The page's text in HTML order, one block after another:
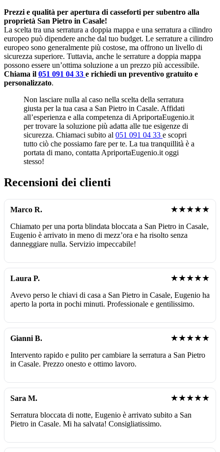
Prezzi e qualità per apertura di casseforti per subentro alla
proprietà San Pietro in Casale!
La scelta tra una serratura a doppia mappa e una serratura a cilindro
europeo può dipendere anche dal tuo budget. Le serrature a cilindro
europeo sono generalmente più costose, ma offrono un livello di
sicurezza superiore. Tuttavia, anche le serrature a doppia mappa
possono essere un’ottima soluzione a un prezzo più accessibile.
Chiama il 051 091 04 33 e richiedi un preventivo gratuito e
personalizzato.
Non lasciare nulla al caso nella scelta della serratura
giusta per la tua casa a San Pietro in Casale. Affidati
all’esperienza e alla competenza di ApriportaEugenio.it
per trovare la soluzione più adatta alle tue esigenze di
sicurezza. Chiamaci subito al 051 091 04 33 e scopri
tutto ciò che possiamo fare per te. La tua tranquillità è a
portata di mano, contatta ApriportaEugenio.it oggi
stesso!
Recensioni dei clienti
Marco R. ★★★★★
Chiamato per una porta blindata bloccata a San Pietro in Casale,
Eugenio è arrivato in meno di mezz’ora e ha risolto senza
danneggiare nulla. Servizio impeccabile!
Laura P. ★★★★★
Avevo perso le chiavi di casa a San Pietro in Casale, Eugenio ha
aperto la porta in pochi minuti. Professionale e gentilissimo.
Gianni B. ★★★★★
Intervento rapido e pulito per cambiare la serratura a San Pietro
in Casale. Prezzo onesto e ottimo lavoro.
Sara M. ★★★★★
Serratura bloccata di notte, Eugenio è arrivato subito a San
Pietro in Casale. Mi ha salvata! Consigliatissimo.